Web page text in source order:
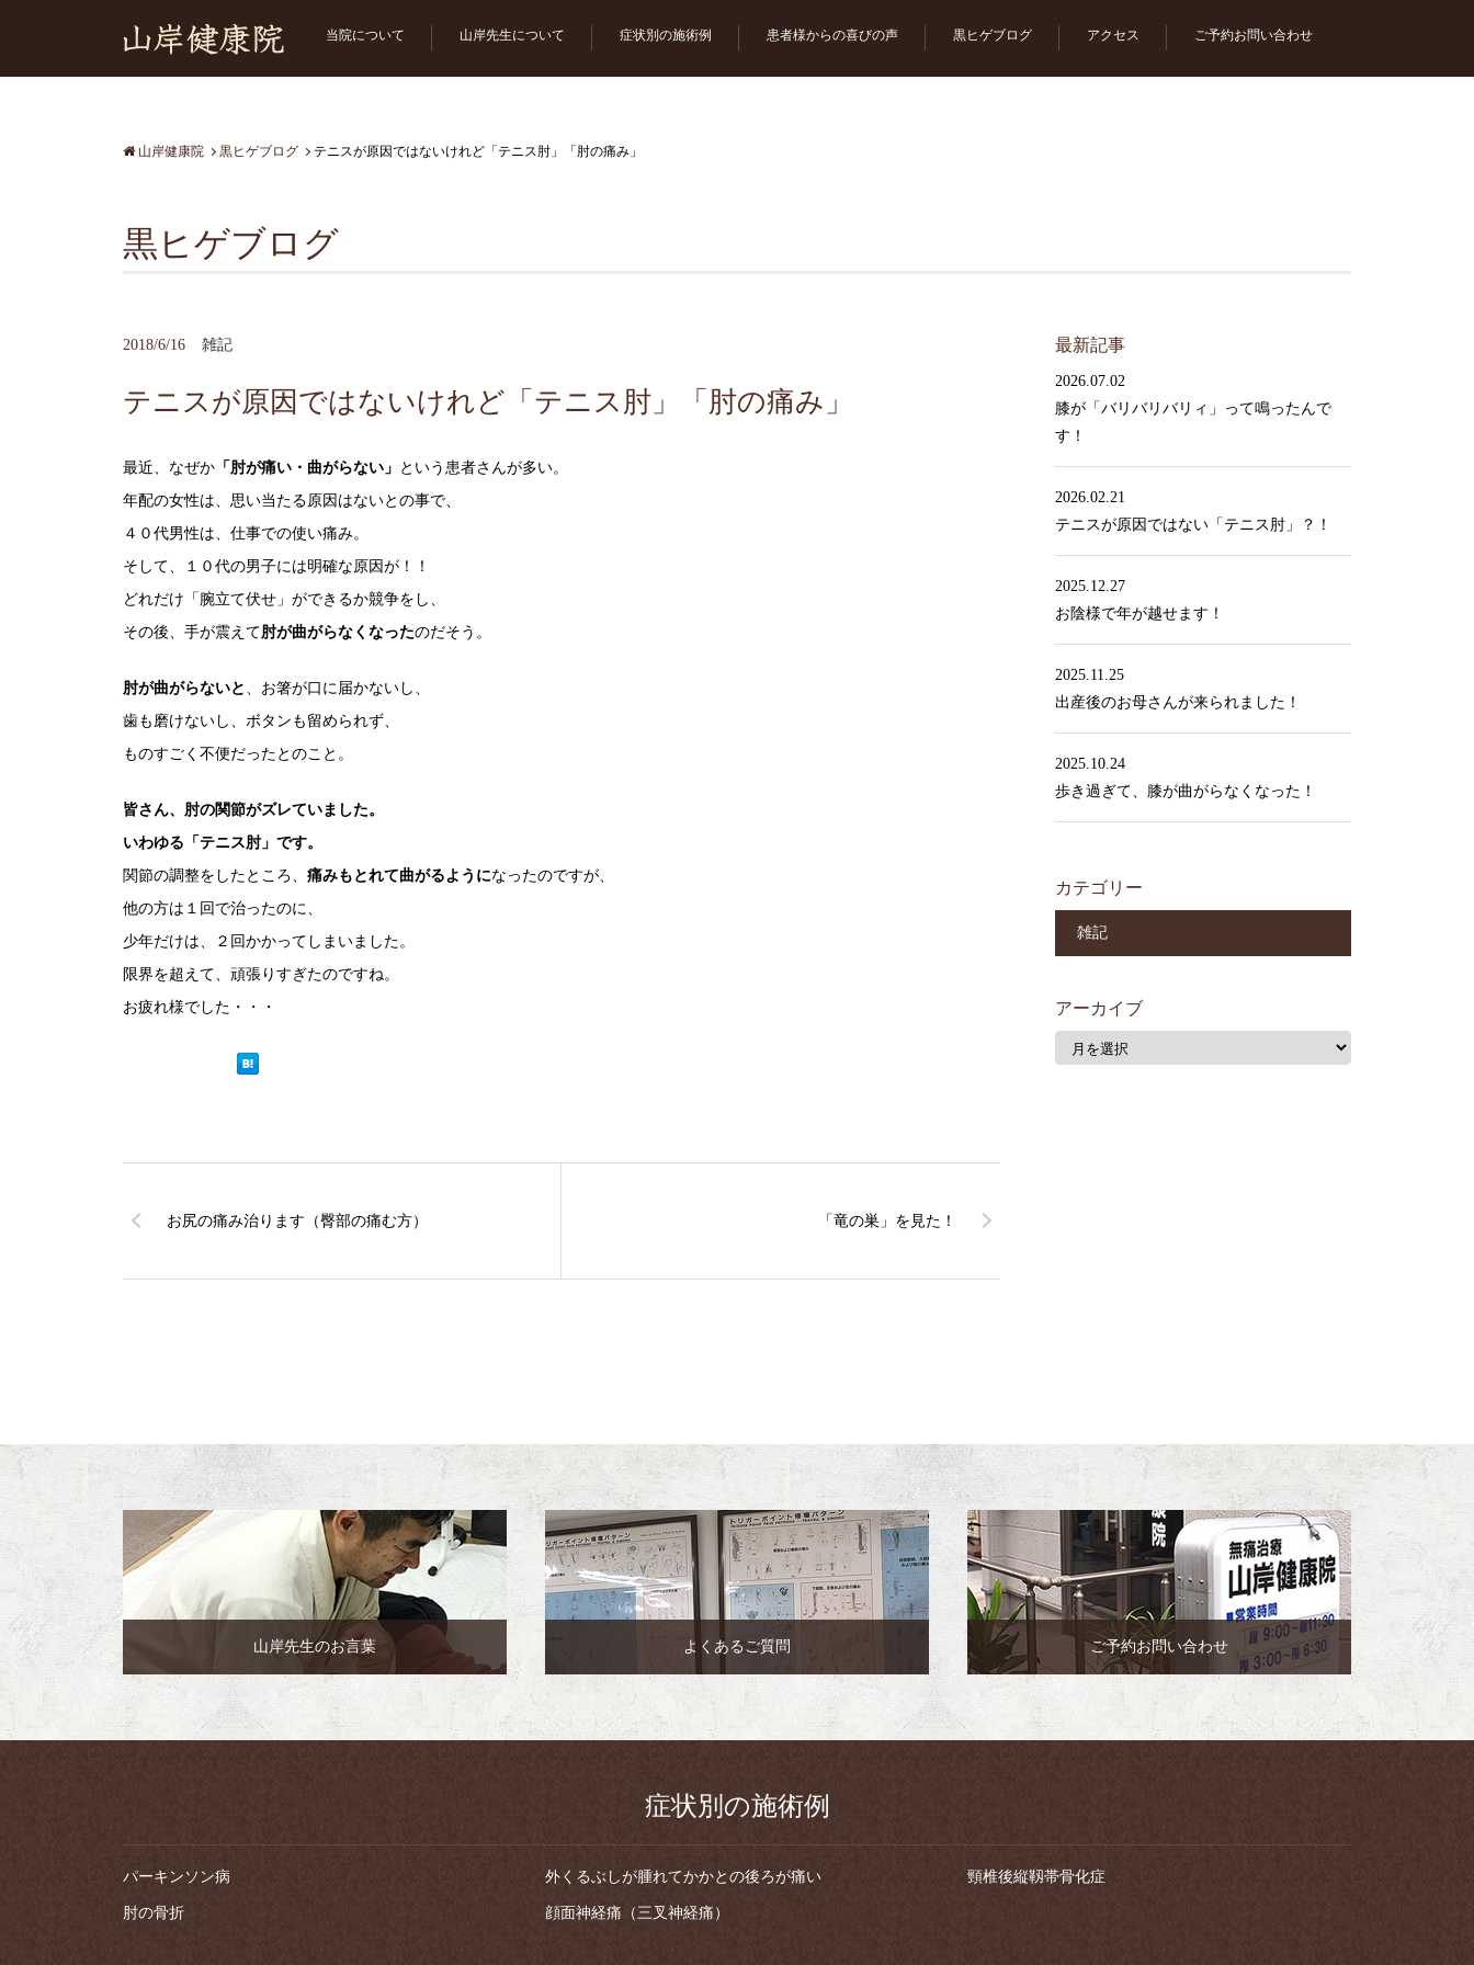
当院について 山岸先生について 症状別の施術例 患者様からの喜びの声 黒ヒゲブログ アクセス ご予約お問い合わせ
山岸健康院 黒ヒゲブログ テニスが原因ではないけれど「テニス肘」「肘の痛み」
黒ヒゲブログ
2018/6/16 雑記
テニスが原因ではないけれど「テニス肘」「肘の痛み」
最近、なぜか 「肘が痛い・曲がらない」 という患者さんが多い。
年配の女性は、思い当たる原因はないとの事で、
４０代男性は、仕事での使い痛み。
そして、１０代の男子には明確な原因が！！
どれだけ「腕立て伏せ」ができるか競争をし、
その後、手が震えて肘が曲がらなくなったのだそう。
肘が曲がらないと
、お箸が口に届かないし、
歯も磨けないし、ボタンも留められず、
ものすごく不便だったとのこと。
皆さん、肘の関節がズレていました。
いわゆる「テニス肘」です。
関節の調整をしたところ、 痛みもとれて曲がるようになったのですが、
他の方は１回で治ったのに、
少年だけは、２回かかってしまいました。
限界を超えて、頑張りすぎたのですね。
お疲れ様でした・・・
お尻の痛み治ります（臀部の痛む方） 「竜の巣」を見た！
最新記事
2026.07.02
膝が「バリバリバリィ」って鳴ったんで
す！
2026.02.21
テニスが原因ではない「テニス肘」？！
2025.12.27
お陰様で年が越せます！
2025.11.25
出産後のお母さんが来られました！
2025.10.24
歩き過ぎて、膝が曲がらなくなった！
カテゴリー
雑記
アーカイブ
山岸先生のお言葉 よくあるご質問 ご予約お問い合わせ
症状別の施術例
パーキンソン病 外くるぶしが腫れてかかとの後ろが痛い 頸椎後縦靱帯骨化症
肘の骨折 顔面神経痛（三叉神経痛）